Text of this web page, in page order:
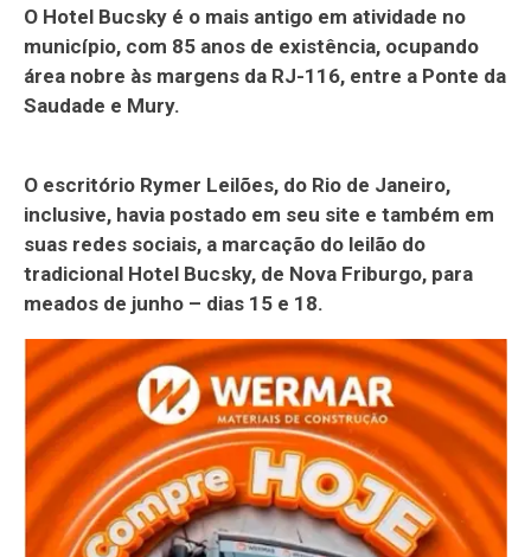
O Hotel Bucsky é o mais antigo em atividade no
município, com 85 anos de existência, ocupando
área nobre às margens da RJ-116, entre a Ponte da
Saudade e Mury.
O escritório Rymer Leilões, do Rio de Janeiro,
inclusive, havia postado em seu site e também em
suas redes sociais, a marcação do leilão do
tradicional Hotel Bucsky, de Nova Friburgo, para
meados de junho – dias 15 e 18.